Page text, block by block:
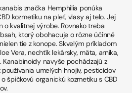
značka Hemphilia ponúka
kozmetiku na pleť, vlasy aj telo. Jej
o kvalitnej výrobe. Rovnako treba
ktorý obohacuje o rôzne účinné
tie z konope. Skvelým príkladom
Vera, nechtík lekársky, mäta, arnika,
Kanabinoidy navyše pochádzajú z
umelých hnojív, pesticídov
špičkovú organickú kozmetiku s CBD